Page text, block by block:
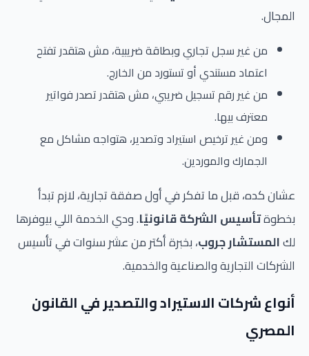
المجال.
من غير سجل تجاري وبطاقة ضريبية، مش هتقدر تفتح
اعتماد مستندي أو تستورد من الخارج.
من غير رقم تسجيل ضريبي، مش هتقدر تصدر فواتير
معترف بيها.
ومن غير ترخيص استيراد وتصدير، هتواجه مشاكل مع
الجمارك والموردين.
عشان كده، قبل ما تفكر في أول صفقة تجارية، لازم تبدأ
بخطوةتأسيس الشركة قانونيًا. ودي الخدمة اللي بيوفرها
لكالمستشار جروب، بخبرة أكتر من عشر سنوات في تأسيس
الشركات التجارية والصناعية والخدمية.
أنواع شركات الاستيراد والتصدير في القانون
المصري